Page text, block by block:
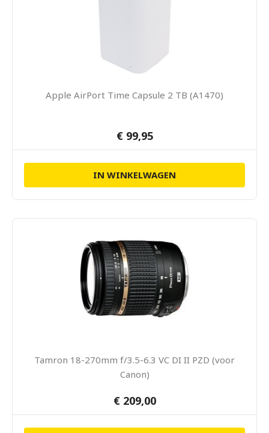
Apple AirPort Time Capsule 2 TB (A1470)
€ 99,95
IN WINKELWAGEN
Tamron 18-270mm f/3.5-6.3 VC DI II PZD (voor
Canon)
€ 209,00